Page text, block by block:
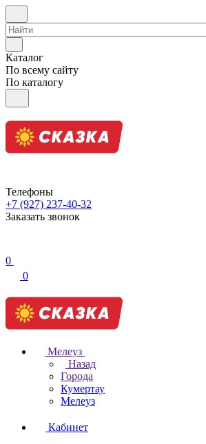
Каталог
По всему сайту
По каталогу
Телефоны
+7 (927) 237-40-32
Заказать звонок
0
0
Мелеуз
Назад
Города
Кумертау
Мелеуз
Кабинет